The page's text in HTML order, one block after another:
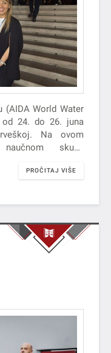
(AIDA World Water
od 24. do 26. juna
Na ovom
skupu
PROČITAJ VIŠE